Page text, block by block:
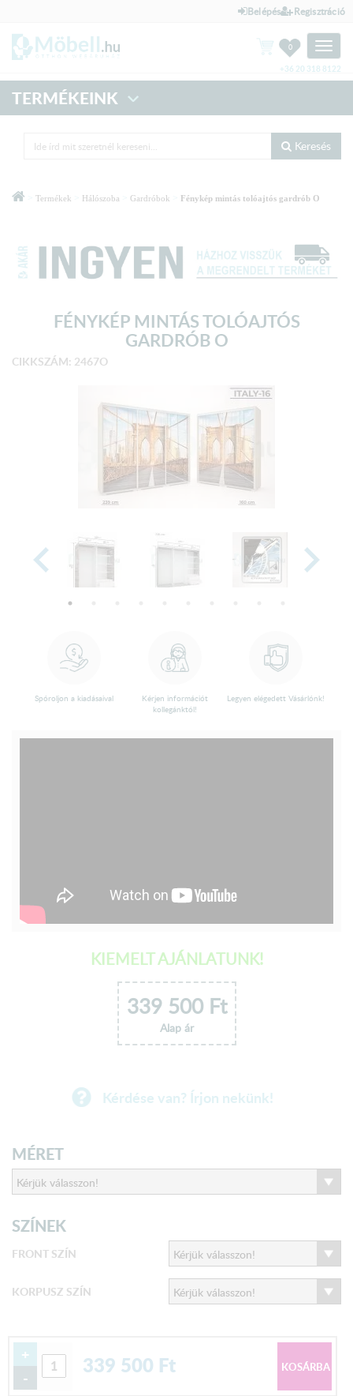
Belépés Regisztráció
Toggle
0
+36 20 318 8122
TERMÉKEINK
Keresés
Termékek Hálószoba Gardróbok Fénykép mintás tolóajtós gardrób O
FÉNYKÉP MINTÁS TOLÓAJTÓS
GARDRÓB O
CIKKSZÁM: 2467O
Spóroljon a kiadásaival
Kérjen információt
kollegánktól!
Legyen elégedett Vásárlónk!
KIEMELT AJÁNLATUNK!
339 500Ft
Alap ár
Kérdése van? Írjon nekünk!
MÉRET
SZÍNEK
FRONT SZÍN
KORPUSZ SZÍN
+
-
339 500 Ft